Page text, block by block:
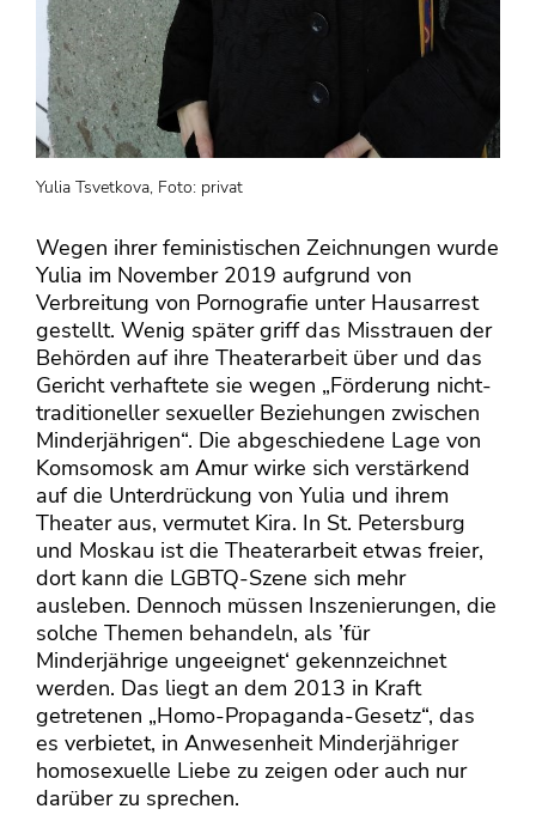
Yulia Tsvetkova, Foto: privat
Wegen ihrer feministischen Zeichnungen wurde
Yulia im November 2019 aufgrund von
Verbreitung von Pornografie unter Hausarrest
gestellt. Wenig später griff das Misstrauen der
Behörden auf ihre Theaterarbeit über und das
Gericht verhaftete sie wegen „Förderung nicht-
traditioneller sexueller Beziehungen zwischen
Minderjährigen“. Die abgeschiedene Lage von
Komsomosk am Amur wirke sich verstärkend
auf die Unterdrückung von Yulia und ihrem
Theater aus, vermutet Kira. In St. Petersburg
und Moskau ist die Theaterarbeit etwas freier,
dort kann die LGBTQ-Szene sich mehr
ausleben. Dennoch müssen Inszenierungen, die
solche Themen behandeln, als ’für
Minderjährige ungeeignet‘ gekennzeichnet
werden. Das liegt an dem 2013 in Kraft
getretenen „Homo-Propaganda-Gesetz“, das
es verbietet, in Anwesenheit Minderjähriger
homosexuelle Liebe zu zeigen oder auch nur
darüber zu sprechen.